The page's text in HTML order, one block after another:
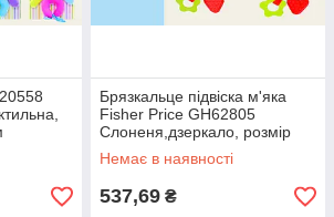
Брязкальце підвіска м'яка
Fisher Price GH62805
Слоненя,дзеркало, розмір
іграшки 25*10 см, н
Немає в наявності
537,69 ₴